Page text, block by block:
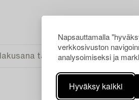
Napsauttamalla
verkkosivuston
analysoimiseksi ja
Hyväksy kaikki